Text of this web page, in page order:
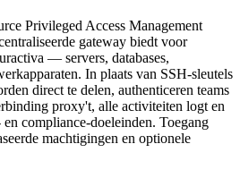
Privileged Access Management
gateway biedt voor
— servers, databases,
In plaats van SSH-sleutels
direct te delen, authenticeren teams
proxy't, alle activiteiten logt en
compliance-doeleinden. Toegang
machtigingen en optionele